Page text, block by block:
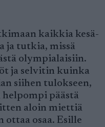
kaikkia kesä-
ja tutkia, missä
olympialaisiin.
ja selvitin kuinka
siihen tulokseen,
päästä
aloin miettiä
osaa. Esille